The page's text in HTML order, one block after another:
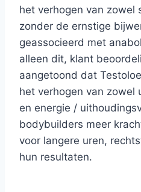
het verhogen van zowel
zonder de ernstige
geassocieerd met
alleen dit, klant
aangetoond dat
het verhogen van zowel
en energie /
bodybuilders meer
voor langere uren,
hun resultaten.